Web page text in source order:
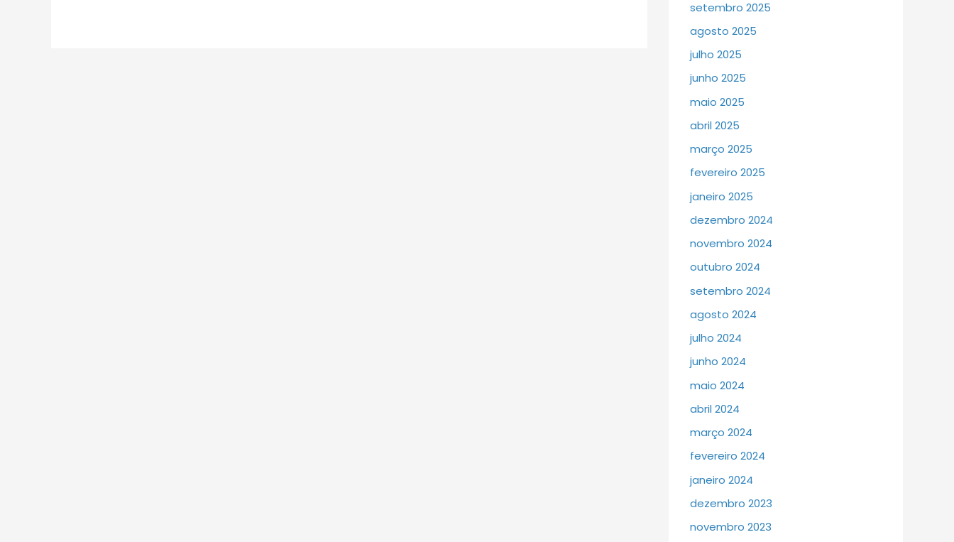
setembro 2025
agosto 2025
julho 2025
junho 2025
maio 2025
abril 2025
março 2025
fevereiro 2025
janeiro 2025
dezembro 2024
novembro 2024
outubro 2024
setembro 2024
agosto 2024
julho 2024
junho 2024
maio 2024
abril 2024
março 2024
fevereiro 2024
janeiro 2024
dezembro 2023
novembro 2023